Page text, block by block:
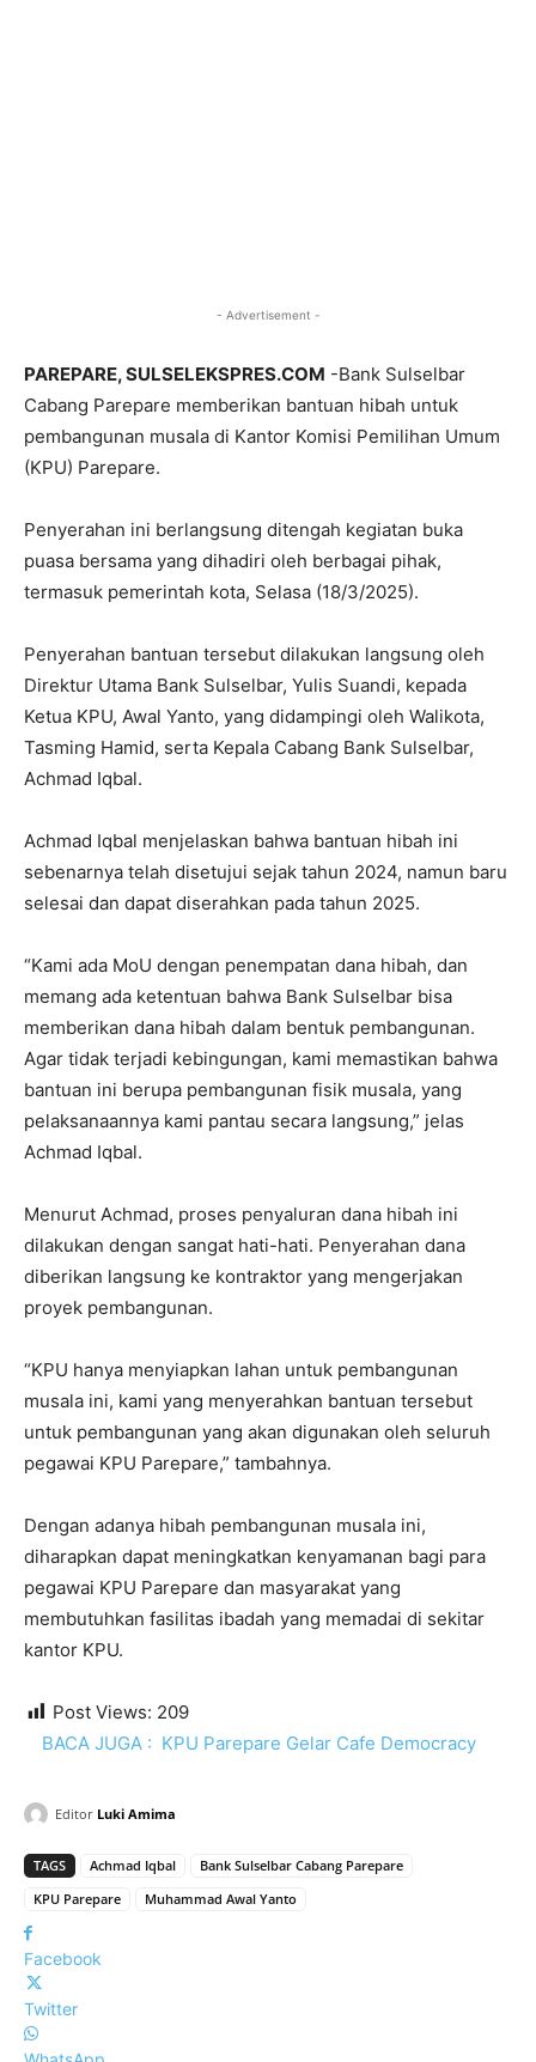
- Advertisement -
PAREPARE, SULSELEKSPRES.COM -Bank Sulselbar
Cabang Parepare memberikan bantuan hibah untuk
pembangunan musala di Kantor Komisi Pemilihan Umum
(KPU) Parepare.
Penyerahan ini berlangsung ditengah kegiatan buka
puasa bersama yang dihadiri oleh berbagai pihak,
termasuk pemerintah kota, Selasa (18/3/2025).
Penyerahan bantuan tersebut dilakukan langsung oleh
Direktur Utama Bank Sulselbar, Yulis Suandi, kepada
Ketua KPU, Awal Yanto, yang didampingi oleh Walikota,
Tasming Hamid, serta Kepala Cabang Bank Sulselbar,
Achmad Iqbal.
Achmad Iqbal menjelaskan bahwa bantuan hibah ini
sebenarnya telah disetujui sejak tahun 2024, namun baru
selesai dan dapat diserahkan pada tahun 2025.
“Kami ada MoU dengan penempatan dana hibah, dan
memang ada ketentuan bahwa Bank Sulselbar bisa
memberikan dana hibah dalam bentuk pembangunan.
Agar tidak terjadi kebingungan, kami memastikan bahwa
bantuan ini berupa pembangunan fisik musala, yang
pelaksanaannya kami pantau secara langsung,” jelas
Achmad Iqbal.
Menurut Achmad, proses penyaluran dana hibah ini
dilakukan dengan sangat hati-hati. Penyerahan dana
diberikan langsung ke kontraktor yang mengerjakan
proyek pembangunan.
“KPU hanya menyiapkan lahan untuk pembangunan
musala ini, kami yang menyerahkan bantuan tersebut
untuk pembangunan yang akan digunakan oleh seluruh
pegawai KPU Parepare,” tambahnya.
Dengan adanya hibah pembangunan musala ini,
diharapkan dapat meningkatkan kenyamanan bagi para
pegawai KPU Parepare dan masyarakat yang
membutuhkan fasilitas ibadah yang memadai di sekitar
kantor KPU.
Post Views: 209
BACA JUGA : KPU Parepare Gelar Cafe Democracy
Editor Luki Amima
TAGS Achmad Iqbal
Bank Sulselbar Cabang Parepare
KPU Parepare
Muhammad Awal Yanto
Facebook
Twitter